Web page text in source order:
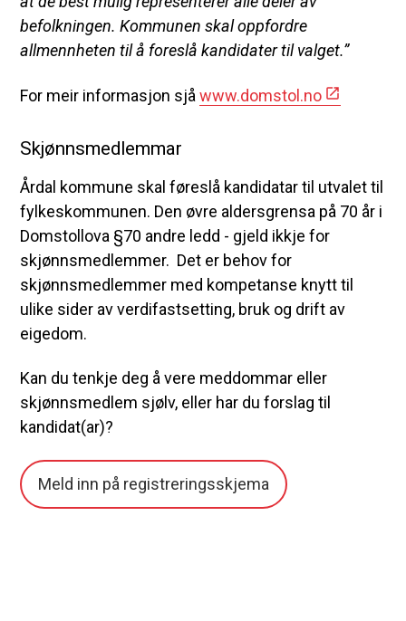
befolkningen. Kommunen skal oppfordre
allmennheten til å foreslå kandidater til valget.”
For meir informasjon sjåwww.domstol.no
Skjønnsmedlemmar
Årdal kommune skal føreslå kandidatar til utvalet til
fylkeskommunen. Den øvre aldersgrensa på 70 år i
Domstollova §70 andre ledd - gjeld ikkje for
skjønnsmedlemmer. Det er behov for
skjønnsmedlemmer med kompetanse knytt til
ulike sider av verdifastsetting, bruk og drift av
eigedom.
Kan du tenkje deg å vere meddommar eller
skjønnsmedlem sjølv, eller har du forslag til
kandidat(ar)?
Meld inn på registreringsskjema